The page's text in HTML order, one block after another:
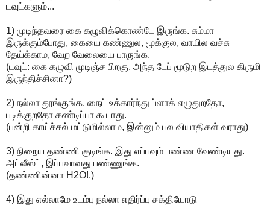
டவுட்களும்...
1) முடிந்தவரை கை கழுவிக்கொண்டே இருங்க. சும்மா
இருக்கும்போது, கையை கண்ணுல, மூக்குல, வாயில வச்சு
தேய்க்காம, வேற வேலையை பாருங்க.
(டவுட்: கை கழுவி முடிஞ்ச பிறகு, அந்த டேப் மூடுற இடத்துல கிருமி
இருந்திச்சினா?)
2) நல்லா தூங்குங்க. நைட் உக்கார்ந்து ப்ளாக் எழுதுறதோ,
படிக்குறதோ கண்டிப்பா கூடாது.
(பன்றி காய்ச்சல் மட்டுமில்லாம, இன்னும் பல வியாதிகள் வராது)
3) நிறைய தண்ணி குடிங்க. இது எப்பவும் பண்ண வேண்டியது.
அட்லீஸ்ட், இப்பவாவது பண்ணுங்க.
(தண்ணின்னா H2O!.)
4) இது எல்லாமே உடம்பு நல்லா எதிர்ப்பு சக்தியோடு